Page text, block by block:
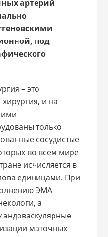
артерий
под
– это
и на
только
сосудистые
во всем мире
исчисляется в
единицами. При
ЭМА
а
маточных